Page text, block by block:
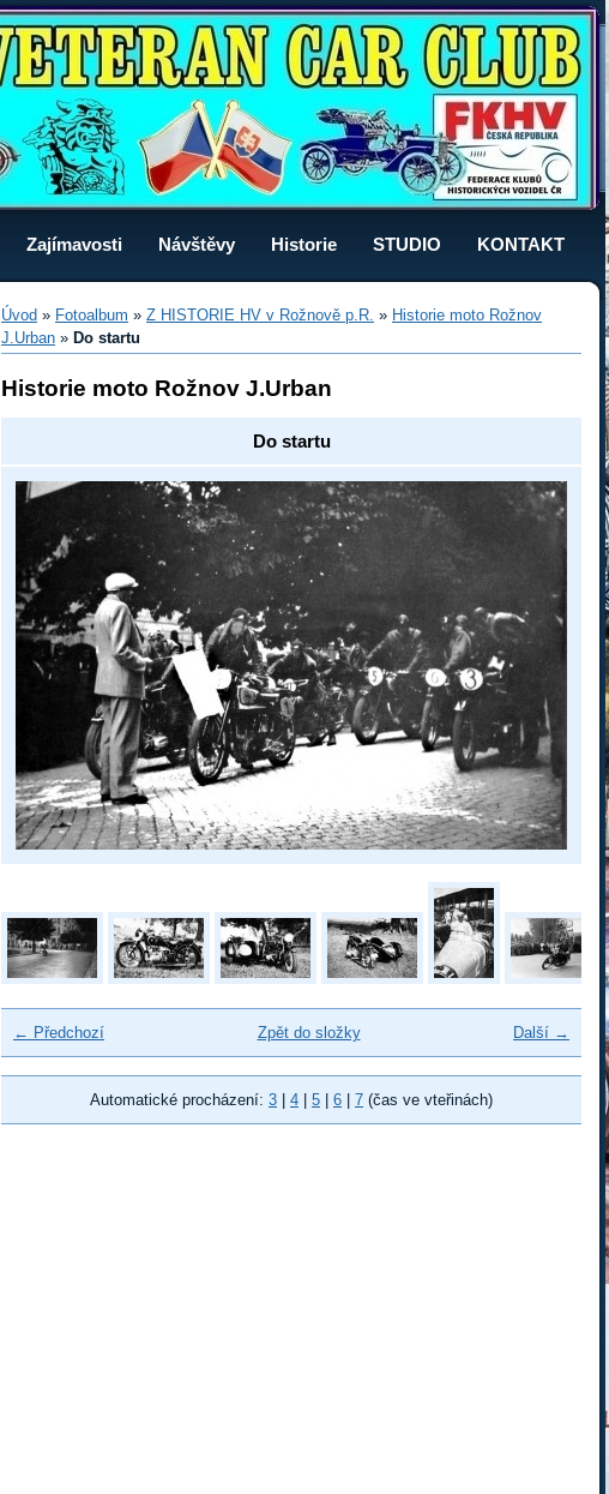
Zajímavosti Návštěvy Historie STUDIO KONTAKT
Úvod » Fotoalbum » Z HISTORIE HV v Rožnově p.R. » Historie moto Rožnov
J.Urban » Do startu
Historie moto Rožnov J.Urban
Do startu
← Předchozí Další →
Zpět do složky
Automatické procházení: 3 4 5 6 7 (čas ve vteřinách)